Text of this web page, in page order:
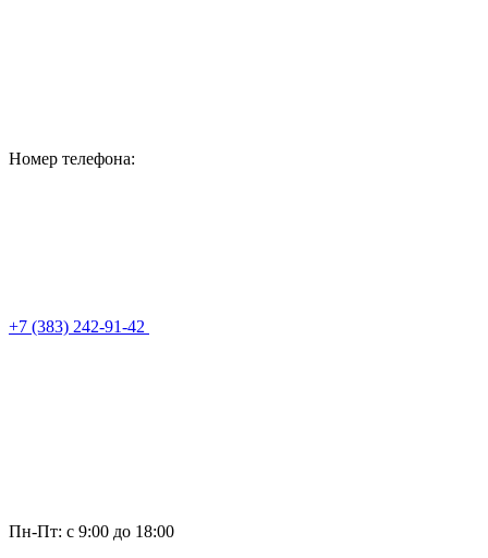
Номер телефона:
+7 (383) 242-91-42
Пн-Пт: с 9:00 до 18:00